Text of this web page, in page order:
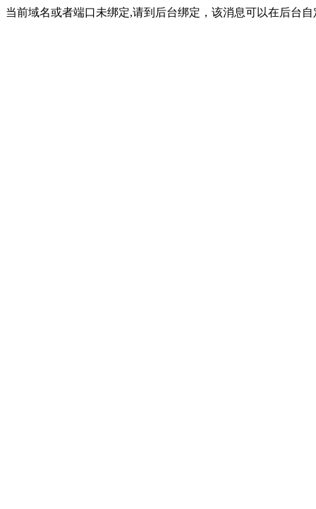
当前域名或者端口未绑定,请到后台绑定，该消息可以在后台自